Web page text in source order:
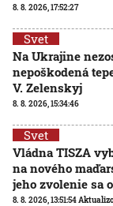
8. 8. 2026, 17:52:27
Svet
Na Ukrajine
nepoškodená
V. Zelenskyj
8. 8. 2026, 15:34:46
Svet
Vládna TISZA
na nového
jeho zvolenie sa
8. 8. 2026, 13:51:54